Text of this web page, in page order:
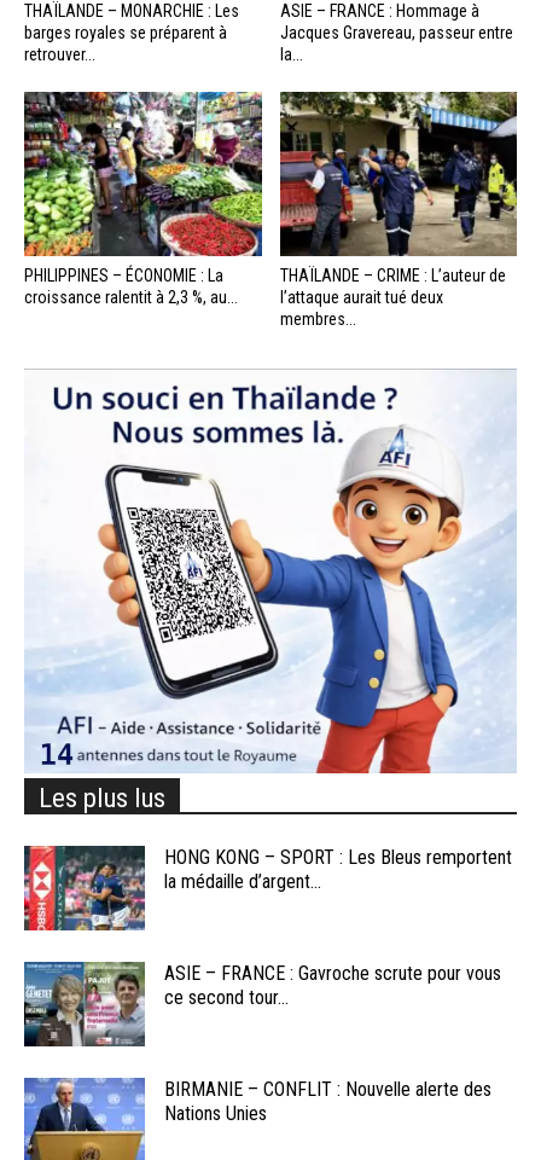
THAÏLANDE – MONARCHIE : Les
barges royales se préparent à
retrouver...
ASIE – FRANCE : Hommage à
Jacques Gravereau, passeur entre
la...
PHILIPPINES – ÉCONOMIE : La
croissance ralentit à 2,3 %, au...
THAÏLANDE – CRIME : L’auteur de
l’attaque aurait tué deux
membres...
Les plus lus
HONG KONG – SPORT : Les Bleus remportent
la médaille d’argent...
ASIE – FRANCE : Gavroche scrute pour vous
ce second tour...
BIRMANIE – CONFLIT : Nouvelle alerte des
Nations Unies